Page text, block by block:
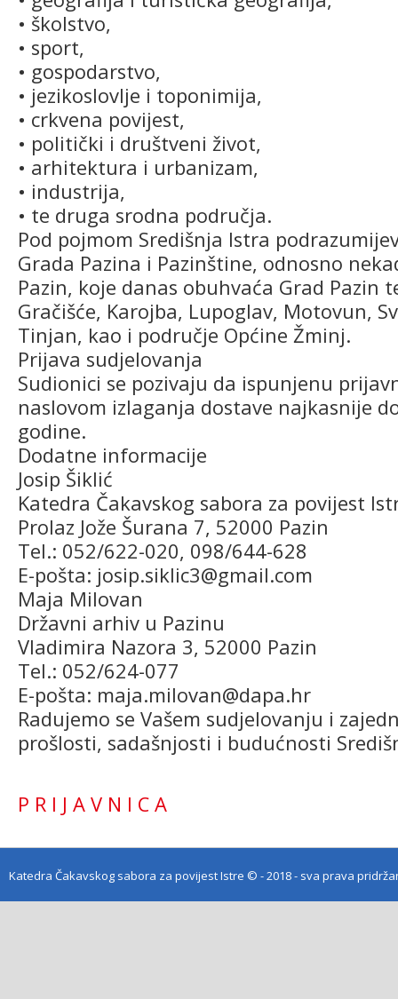
• školstvo,
• sport,
• gospodarstvo,
• jezikoslovlje i toponimija,
• crkvena povijest,
• politički i društveni život,
• arhitektura i urbanizam,
• industrija,
• te druga srodna područja.
Pod pojmom Središnja Istra
Grada Pazina i Pazinštine, odnosno
Pazin, koje danas obuhvaća Grad Pazin
Gračišće, Karojba, Lupoglav, Motovun,
Tinjan, kao i područje Općine Žminj.
Prijava sudjelovanja
Sudionici se pozivaju da ispunjenu
naslovom izlaganja dostave najkasnije
godine.
Dodatne informacije
Josip Šiklić
Katedra Čakavskog sabora za povijest
Prolaz Jože Šurana 7, 52000 Pazin
Tel.: 052/622-020, 098/644-628
E-pošta: josip.siklic3@gmail.com
Maja Milovan
Državni arhiv u Pazinu
Vladimira Nazora 3, 52000 Pazin
Tel.: 052/624-077
E-pošta: maja.milovan@dapa.hr
Radujemo se Vašem sudjelovanju i
prošlosti, sadašnjosti i budućnosti
P R I J A V N I C A
Katedra Čakavskog sabora za povijest Istre © - 2018 - sva prava